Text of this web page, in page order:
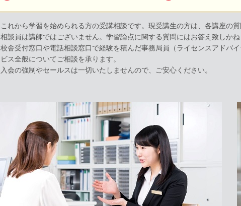
これから学習を始められる方の受講相談です。現受講生の方は、各講座の
相談員は講師ではございません。学習論点に関する質問にはお答え致しかね
校舎受付窓口や電話相談窓口で経験を積んだ事務局員（ライセンスアドバ
ビス全般についてご相談を承ります。
入会の強制やセールスは一切いたしませんので、ご安心ください。